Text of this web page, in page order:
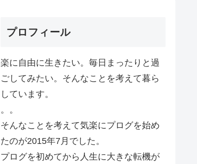
プロフィール
楽に自由に生きたい。毎日まったりと過
ごしてみたい。そんなことを考えて暮ら
しています。
。。
そんなことを考えて気楽にプログを始め
たのが2015年7月でした。
プログを初めてから人生に大きな転機が